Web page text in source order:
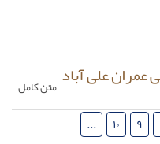
علی آباد متن کامل
۹ ۱۰ ...